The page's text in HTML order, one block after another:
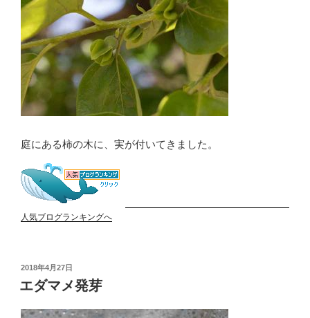
庭にある柿の木に、実が付いてきました。
人気ブログランキングへ
投
日:
2018年4月27日
エダマメ発芽